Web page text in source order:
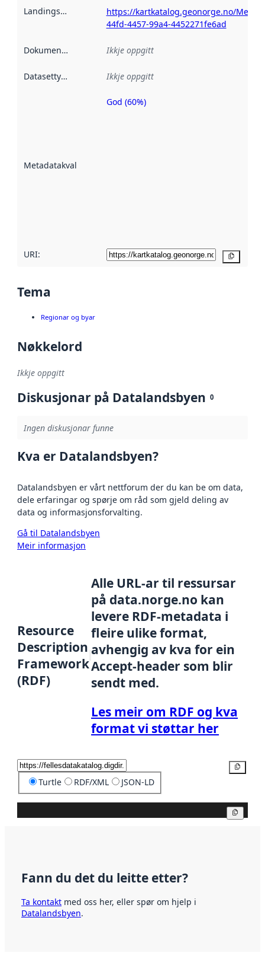
Landingsside
https://kartkatalog.geonorge.no/
44fd-4457-99a4-4452271fe6ad
Dokumentasjon Ikkje oppgitt
Datasettype Ikkje oppgitt
Metadatakvalitet
Metadatakvalitet
God (60%)
URI:
Tema
Regionar og byar
Nøkkelord
Ikkje oppgitt
Diskusjonar på Datalandsbyen 0
Ingen diskusjonar funne
Kva er Datalandsbyen?
Datalandsbyen er vårt nettforum der du kan be om data,
dele erfaringar og spørje om råd som gjeld deling av
data og informasjonsforvalting.
Gå til Datalandsbyen
Meir informasjon
Resource
Description
Framework
(RDF)
Alle URL-ar til ressursar
på data.norge.no kan
levere RDF-metadata i
fleire ulike format,
avhengig av kva for ein
Accept-header som blir
sendt med.
Les meir om RDF og kva
format vi støttar her
Turtle RDF/XML JSON-LD
Fann du det du leitte etter?
Ta kontakt med oss her, eller spør om hjelp i
Datalandsbyen.